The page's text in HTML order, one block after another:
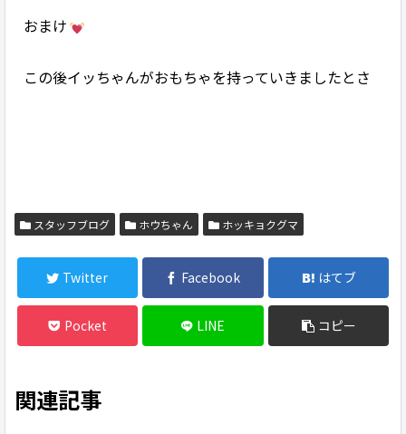
おまけ
この後イッちゃんがおもちゃを持っていきましたとさ
スタッフブログ ホウちゃん ホッキョクグマ
Twitter Facebook はてブ
Pocket LINE コピー
関連記事